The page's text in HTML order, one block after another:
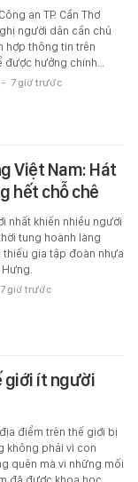
an TP. Cần Thơ
người dân cần chủ
hợp thông tin trên
được hưởng chính…
- 7 giờ trước
Việt Nam: Hát
hết chỗ chê
nhất khiến nhiều người
tung hoành làng
thiếu gia tập đoàn nhựa
Hưng.
7 giờ trước
giới ít người
điểm trên thế giới bị
không phải vì con
quên mà vì những mối